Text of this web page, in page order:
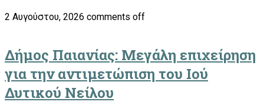
2 Αυγούστου, 2026 comments off
Δήμος Παιανίας: Μεγάλη επιχείρηση
για την αντιμετώπιση του Ιού
Δυτικού Νείλου